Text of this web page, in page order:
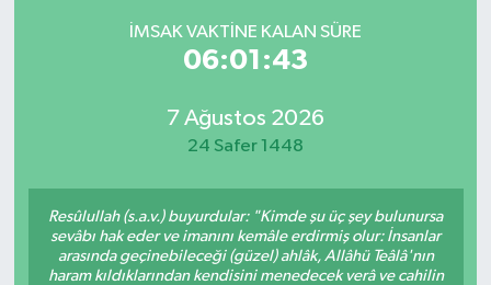
İMSAK VAKTINE KALAN SÜRE
06:01:43
7 Ağustos 2026
24 Safer 1448
Resûlullah (s.a.v.) buyurdular: "Kimde şu üç şey bulunursa
sevâbı hak eder ve imanını kemâle erdirmiş olur: İnsanlar
arasında geçinebileceği (güzel) ahlâk, Allâhü Teâlâ'nın
haram kıldıklarından kendisini menedecek verâ ve cahilin
GÜNCEL
ÖZEL HABER
RESMİ İLANLAR
Son Dakika Haberleri